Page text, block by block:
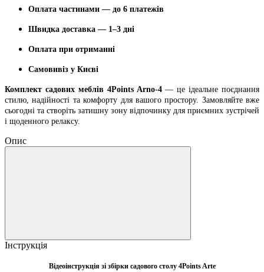
Оплата частинами — до 6 платежів
Швидка доставка — 1–3 дні
Оплата при отриманні
Самовивіз у Києві
Комплект садових меблів 4Points Arno-4— це ідеальне поєднання
стилю, надійності та комфорту для вашого простору. Замовляйте вже
сьогодні та створіть затишну зону відпочинку для приємних зустрічей
і щоденного релаксу.
Опис
Інструкція
Відеоінструкція зі збірки садового столу 4Points Arte